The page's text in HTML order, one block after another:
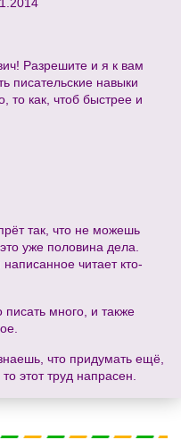
Разрешите и я к вам
писательские навыки
то как, чтоб быстрее и
так, что не можешь
уже половина дела.
читает кто-
много, и также
что придумать ещё,
этот труд напрасен.